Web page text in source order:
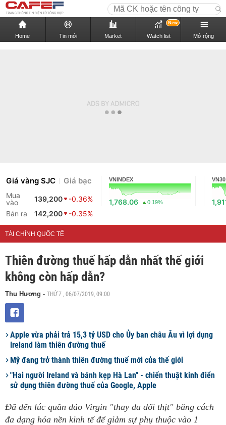
Home Tin mới Market Watch list
New
Mở rộng
Giá vàng SJC Giá bạc
Mua
vào
139,200
-0.36%
Bán ra
142,200 -0.35%
VNINDEX
1,768.06 0.19%
VN30
TÀI CHÍNH QUỐC TẾ
Thiên đường thuế hấp dẫn nhất thế giới
không còn hấp dẫn?
Thu Hương - THỨ 7 , 06/07/2019, 09:00
Apple vừa phải trả 15,3 tỷ USD cho Ủy ban châu Âu vì lợi dụng
Ireland làm thiên đường thuế
Mỹ đang trở thành thiên đường thuế mới của thế giới
"Hai người Ireland và bánh kẹp Hà Lan" - chiến thuật kinh điển
sử dụng thiên đường thuế của Google, Apple
Đã đến lúc quần đảo Virgin "thay da đổi thịt" bằng cách
đa dạng hóa nền kinh tế để giảm sự phụ thuộc vào 1